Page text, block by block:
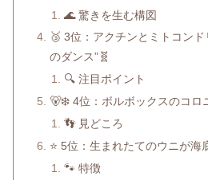
🌊 驚きを生む構図
🥉 3位：アクチンとミトコン
のダンス”🧬
🔍 注目ポイント
🐻‍❄️ 4位：ボルボックスのコロ
👣 見どころ
⭐ 5位：生まれたてのウニが海
🐾 特徴